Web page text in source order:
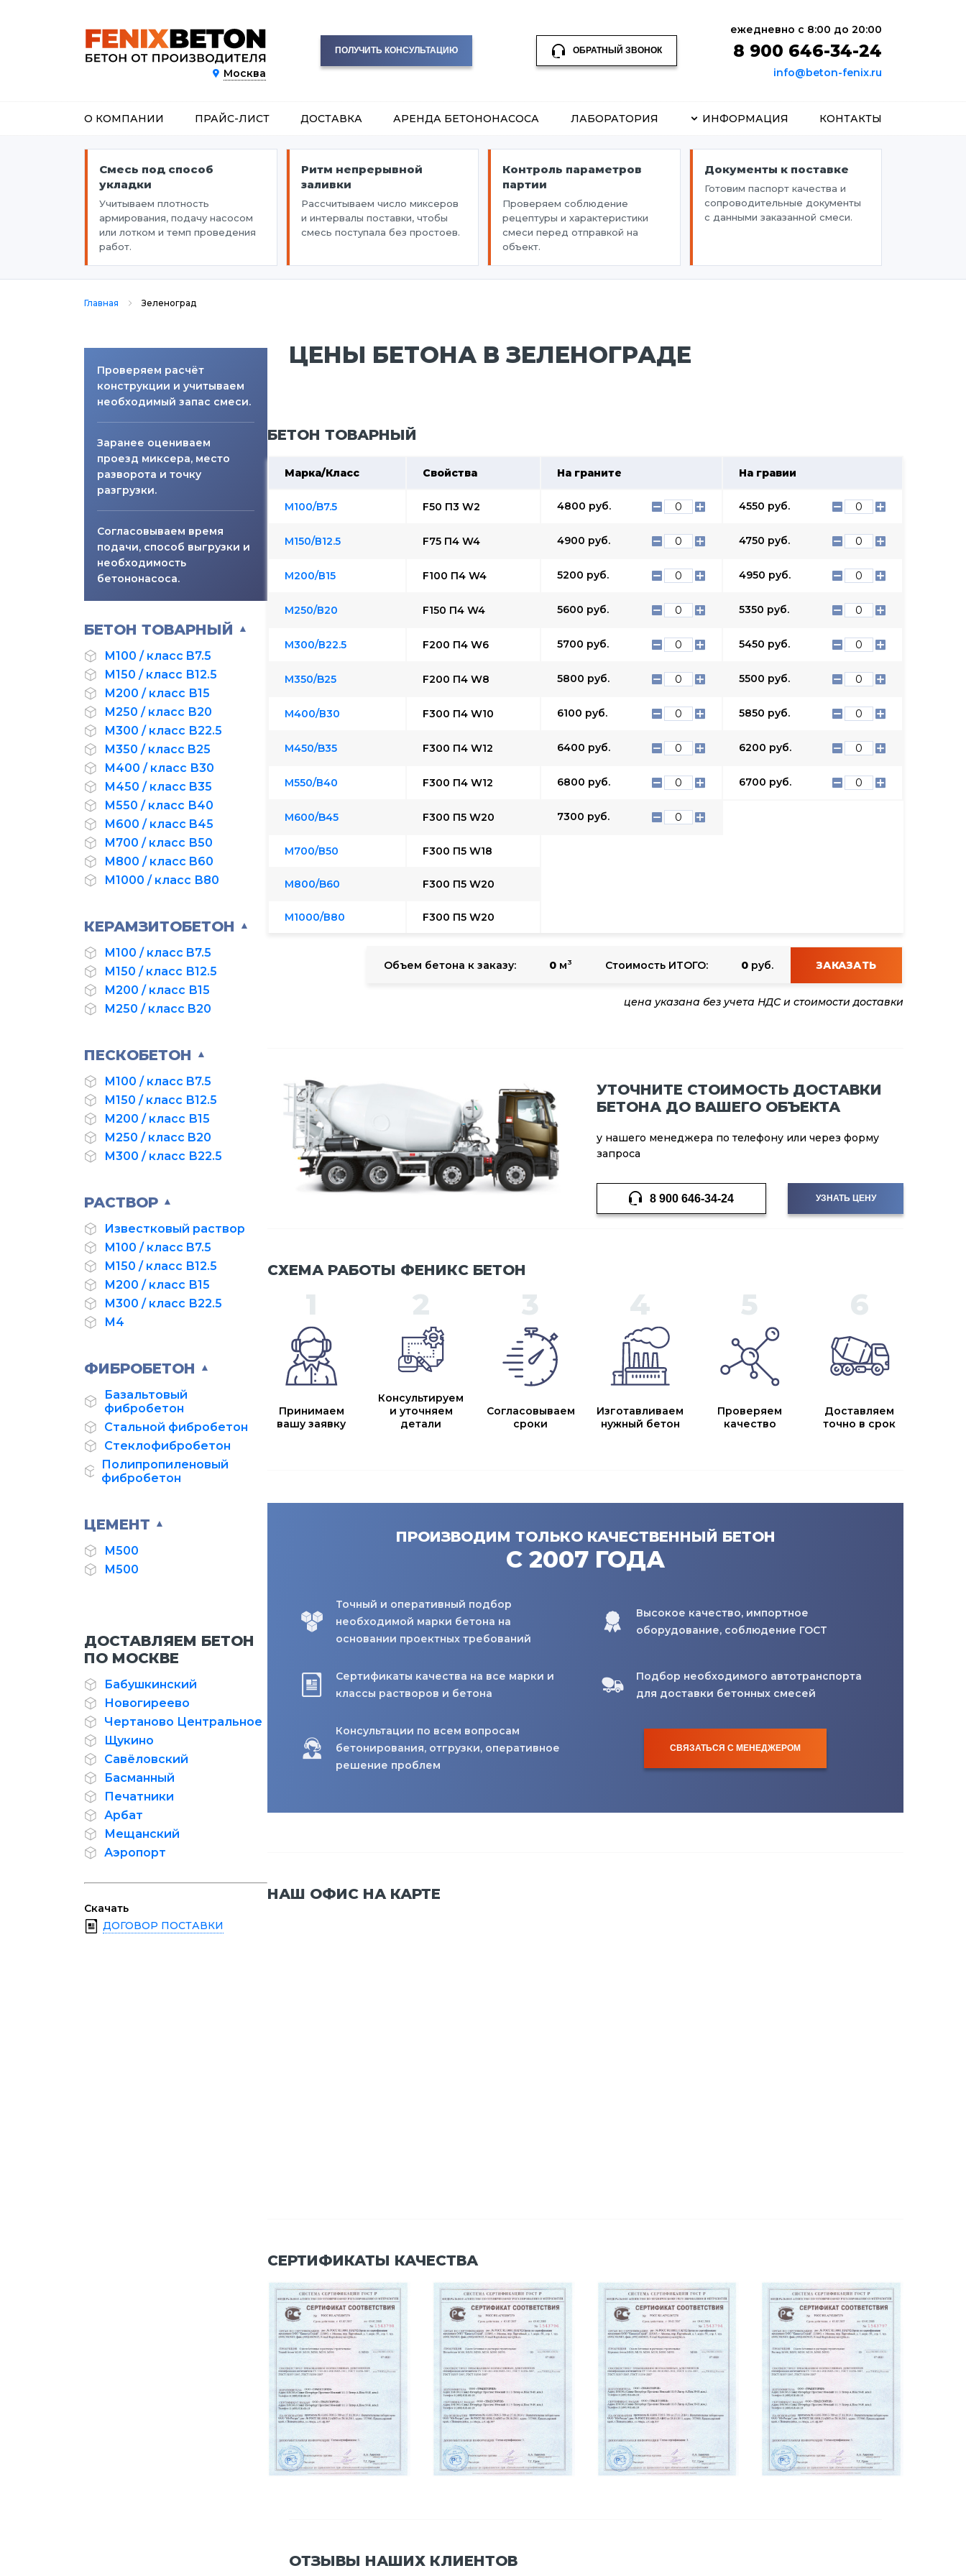
Москва
ПОЛУЧИТЬ КОНСУЛЬТАЦИЮ ОБРАТНЫЙ ЗВОНОК
ежедневно с 8:00 до 20:00
8 900 646-34-24
info@beton-fenix.ru
О КОМПАНИИ ПРАЙС-ЛИСТ ДОСТАВКА АРЕНДА БЕТОНОНАСОСА ЛАБОРАТОРИЯ ИНФОРМАЦИЯ КОНТАКТЫ
Смесь под способ
укладки
Учитываем плотность
армирования, подачу насосом
или лотком и темп проведения
работ.
Ритм непрерывной
заливки
Рассчитываем число миксеров
и интервалы поставки, чтобы
смесь поступала без простоев.
Контроль параметров
партии
Проверяем соблюдение
рецептуры и характеристики
смеси перед отправкой на
объект.
Документы к поставке
Готовим паспорт качества и
сопроводительные документы
с данными заказанной смеси.
Главная Зеленоград
Проверяем расчёт
конструкции и учитываем
необходимый запас смеси.
Заранее оцениваем
проезд миксера, место
разворота и точку
разгрузки.
Согласовываем время
подачи, способ выгрузки и
необходимость
бетононасоса.
БЕТОН ТОВАРНЫЙ ▲
М100 / класс B7.5
М150 / класс В12.5
М200 / класс В15
М250 / класс В20
М300 / класс В22.5
М350 / класс B25
М400 / класс В30
М450 / класс B35
М550 / класс В40
М600 / класс B45
М700 / класс В50
М800 / класс B60
М1000 / класс В80
КЕРАМЗИТОБЕТОН ▲
М100 / класс B7.5
М150 / класс В12.5
М200 / класс В15
М250 / класс B20
ПЕСКОБЕТОН ▲
М100 / класс B7.5
М150 / класс В12.5
М200 / класс В15
М250 / класс B20
М300 / класс В22.5
РАСТВОР ▲
Известковый раствор
М100 / класс B7.5
М150 / класс В12.5
М200 / класс В15
М300 / класс В22.5
М4
ФИБРОБЕТОН ▲
Базальтовый
фибробетон
Стальной фибробетон
Стеклофибробетон
Полипропиленовый
фибробетон
ЦЕМЕНТ ▲
М500
М500
ДОСТАВЛЯЕМ БЕТОН
ПО МОСКВЕ
Бабушкинский
Новогиреево
Чертаново Центральное
Щукино
Савёловский
Басманный
Печатники
Арбат
Мещанский
Аэропорт
Скачать
ДОГОВОР ПОСТАВКИ
ЦЕНЫ БЕТОНА В ЗЕЛЕНОГРАДЕ
БЕТОН ТОВАРНЫЙ
Марка/Класс Свойства На граните На гравии
М100/B7.5 F50 П3 W2 4800 руб. 4550 руб.
М150/В12.5 F75 П4 W4 4900 руб. 4750 руб.
М200/В15 F100 П4 W4 5200 руб. 4950 руб.
М250/В20 F150 П4 W4 5600 руб. 5350 руб.
М300/В22.5 F200 П4 W6 5700 руб. 5450 руб.
М350/B25 F200 П4 W8 5800 руб. 5500 руб.
М400/В30 F300 П4 W10 6100 руб. 5850 руб.
М450/B35 F300 П4 W12 6400 руб. 6200 руб.
М550/В40 F300 П4 W12 6800 руб. 6700 руб.
М600/B45 F300 П5 W20 7300 руб.
М700/В50 F300 П5 W18
М800/B60 F300 П5 W20
М1000/В80 F300 П5 W20
Объем бетона к заказу: 0 м3 Стоимость ИТОГО: 0 руб. ЗАКАЗАТЬ
цена указана без учета НДС и стоимости доставки
УТОЧНИТЕ СТОИМОСТЬ ДОСТАВКИ
БЕТОНА ДО ВАШЕГО ОБЪЕКТА
у нашего менеджера по телефону или через форму
запроса
8 900 646-34-24 УЗНАТЬ ЦЕНУ
СХЕМА РАБОТЫ ФЕНИКС БЕТОН
Принимаем
вашу заявку
Консультируем
и уточняем
детали
Согласовываем
сроки
Изготавливаем
нужный бетон
Проверяем
качество
Доставляем
точно в срок
ПРОИЗВОДИМ ТОЛЬКО КАЧЕСТВЕННЫЙ БЕТОН
С 2007 ГОДА
Точный и оперативный подбор
необходимой марки бетона на
основании проектных требований
Высокое качество, импортное
оборудование, соблюдение ГОСТ
Сертификаты качества на все марки и
классы растворов и бетона
Подбор необходимого автотранспорта
для доставки бетонных смесей
Консультации по всем вопросам
бетонирования, отгрузки, оперативное
решение проблем
СВЯЗАТЬСЯ С МЕНЕДЖЕРОМ
НАШ ОФИС НА КАРТЕ
СЕРТИФИКАТЫ КАЧЕСТВА
ОТЗЫВЫ НАШИХ КЛИЕНТОВ